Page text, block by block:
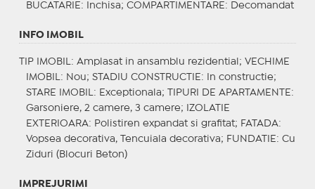
BUCATARIE : Inchisa; COMPARTIMENTARE : Decomandat
INFO IMOBIL
TIP IMOBIL : Amplasat in ansamblu rezidential; VECHIME
IMOBIL : Nou; STADIU CONSTRUCTIE : In constructie;
STARE IMOBIL : Exceptionala; TIPURI DE APARTAMENTE :
Garsoniere, 2 camere, 3 camere;
IZOLATIE
EXTERIOARA: Polistiren expandat si grafitat; FATADA:
Vopsea decorativa, Tencuiala decorativa; FUNDATIE : Cu
Ziduri (Blocuri Beton)
IMPREJURIMI